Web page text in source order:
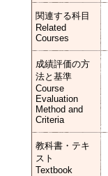
関連する科目
Related
Courses
成績評価の方
法と基準
Course
Evaluation
Method and
Criteria
教科書・テキ
スト
Textbook